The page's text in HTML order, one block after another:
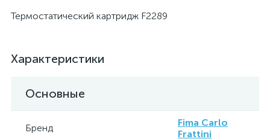
Термостатический картридж F2289
Характеристики
Основные
Бренд
Fima Carlo
Frattini